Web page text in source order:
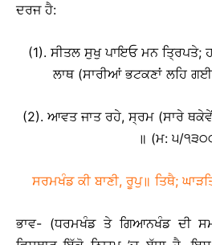
ਦਰਜ ਹੈ:
(1). ਸੀਤਲ ਸੁਖੁ ਪਾਇਓ ਮਨ ਤ੍ਰਿਪਤੇ;
ਲਾਥ (ਸਾਰੀਆਂ ਭਟਕਣਾਂ ਲਹਿ
(2). ਆਵਤ ਜਾਤ ਰਹੇ, ਸ੍ਰਮ (ਸਾਰੇ
॥ (ਮ: ੫/
ਸਰਮਖੰਡ ਕੀ ਬਾਣੀ, ਰੂਪੁ॥ ਤਿਥੈ;
ਭਾਵ- (ਧਰਮਖੰਡ ਤੇ ਗਿਆਨਖੰਡ ਦੀ